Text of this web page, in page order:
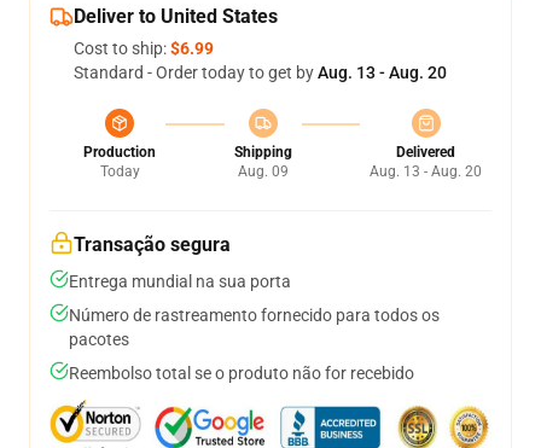
Deliver to United States
Cost to ship:$6.99
Standard - Order today to get byAug. 13 - Aug. 20
Production
Today
Shipping
Aug. 09
Delivered
Aug. 13 - Aug. 20
Transação segura
Entrega mundial na sua porta
Número de rastreamento fornecido para todos os
pacotes
Reembolso total se o produto não for recebido